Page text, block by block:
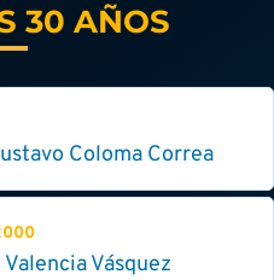
30 AÑOS
Coloma Correa
Vásquez